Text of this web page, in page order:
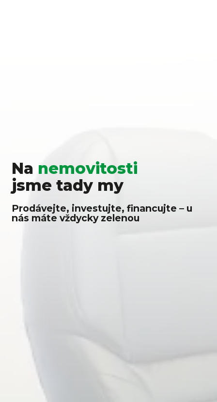
Na nemovitosti
jsme tady my
Prodávejte, investujte, financujte – u
nás máte vždycky zelenou